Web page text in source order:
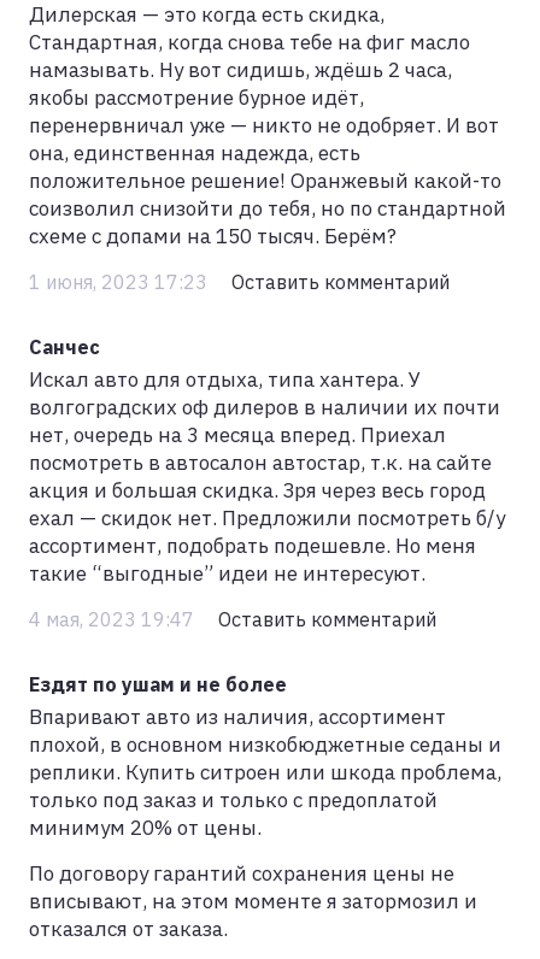
Дилерская — это когда есть скидка,
Стандартная, когда снова тебе на фиг масло
намазывать. Ну вот сидишь, ждёшь 2 часа,
якобы рассмотрение бурное идёт,
перенервничал уже — никто не одобряет. И вот
она, единственная надежда, есть
положительное решение! Оранжевый какой-то
соизволил снизойти до тебя, но по стандартной
схеме с допами на 150 тысяч. Берём?
1 июня, 2023 17:23 Оставить комментарий
Санчес
Искал авто для отдыха, типа хантера. У
волгоградских оф дилеров в наличии их почти
нет, очередь на 3 месяца вперед. Приехал
посмотреть в автосалон автостар, т.к. на сайте
акция и большая скидка. Зря через весь город
ехал — скидок нет. Предложили посмотреть б/у
ассортимент, подобрать подешевле. Но меня
такие “выгодные” идеи не интересуют.
4 мая, 2023 19:47 Оставить комментарий
Ездят по ушам и не более
Впаривают авто из наличия, ассортимент
плохой, в основном низкобюджетные седаны и
реплики. Купить ситроен или шкода проблема,
только под заказ и только с предоплатой
минимум 20% от цены.
По договору гарантий сохранения цены не
вписывают, на этом моменте я затормозил и
отказался от заказа.